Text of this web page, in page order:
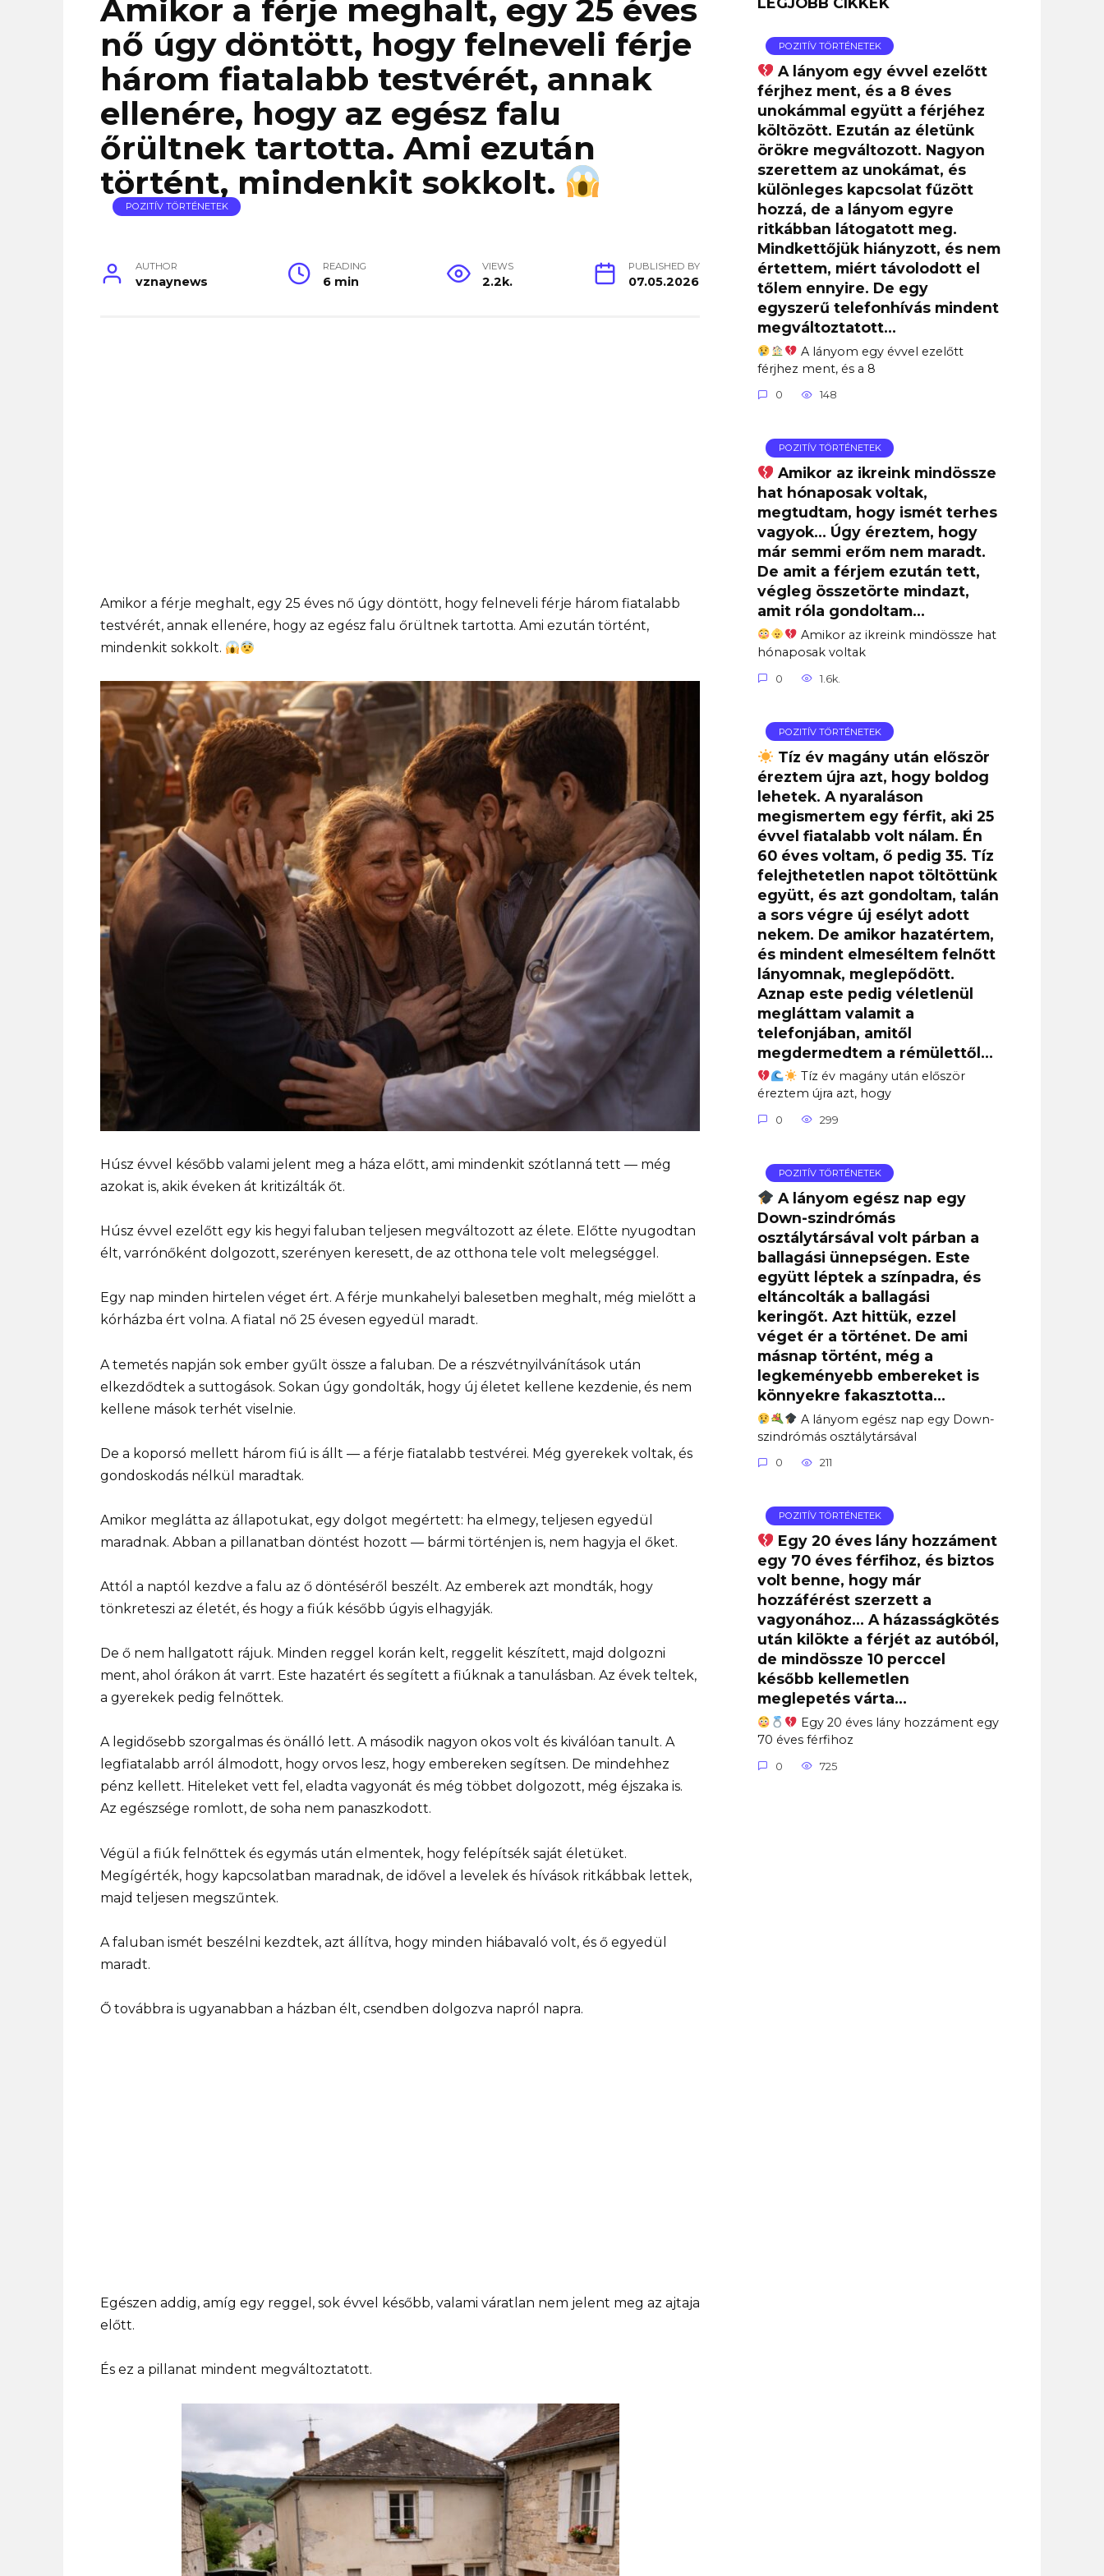
Amikor a férje meghalt, egy 25 éves
nő úgy döntött, hogy felneveli férje
három fiatalabb testvérét, annak
ellenére, hogy az egész falu
őrültnek tartotta. Ami ezután
történt, mindenkit sokkolt.
POZITÍV TÖRTÉNETEK
AUTHOR
vznaynews
READING
6 min
VIEWS
2.2k.
PUBLISHED BY
07.05.2026
Amikor a férje meghalt, egy 25 éves nő úgy döntött, hogy felneveli férje három fiatalabb
testvérét, annak ellenére, hogy az egész falu őrültnek tartotta. Ami ezután történt,
mindenkit sokkolt.
Húsz évvel később valami jelent meg a háza előtt, ami mindenkit szótlanná tett — még
azokat is, akik éveken át kritizálták őt.
Húsz évvel ezelőtt egy kis hegyi faluban teljesen megváltozott az élete. Előtte nyugodtan
élt, varrónőként dolgozott, szerényen keresett, de az otthona tele volt melegséggel.
Egy nap minden hirtelen véget ért. A férje munkahelyi balesetben meghalt, még mielőtt a
kórházba ért volna. A fiatal nő 25 évesen egyedül maradt.
A temetés napján sok ember gyűlt össze a faluban. De a részvétnyilvánítások után
elkezdődtek a suttogások. Sokan úgy gondolták, hogy új életet kellene kezdenie, és nem
kellene mások terhét viselnie.
De a koporsó mellett három fiú is állt — a férje fiatalabb testvérei. Még gyerekek voltak, és
gondoskodás nélkül maradtak.
Amikor meglátta az állapotukat, egy dolgot megértett: ha elmegy, teljesen egyedül
maradnak. Abban a pillanatban döntést hozott — bármi történjen is, nem hagyja el őket.
Attól a naptól kezdve a falu az ő döntéséről beszélt. Az emberek azt mondták, hogy
tönkreteszi az életét, és hogy a fiúk később úgyis elhagyják.
De ő nem hallgatott rájuk. Minden reggel korán kelt, reggelit készített, majd dolgozni
ment, ahol órákon át varrt. Este hazatért és segített a fiúknak a tanulásban. Az évek teltek,
a gyerekek pedig felnőttek.
A legidősebb szorgalmas és önálló lett. A második nagyon okos volt és kiválóan tanult. A
legfiatalabb arról álmodott, hogy orvos lesz, hogy embereken segítsen. De mindehhez
pénz kellett. Hiteleket vett fel, eladta vagyonát és még többet dolgozott, még éjszaka is.
Az egészsége romlott, de soha nem panaszkodott.
Végül a fiúk felnőttek és egymás után elmentek, hogy felépítsék saját életüket.
Megígérték, hogy kapcsolatban maradnak, de idővel a levelek és hívások ritkábbak lettek,
majd teljesen megszűntek.
A faluban ismét beszélni kezdtek, azt állítva, hogy minden hiábavaló volt, és ő egyedül
maradt.
Ő továbbra is ugyanabban a házban élt, csendben dolgozva napról napra.
Egészen addig, amíg egy reggel, sok évvel később, valami váratlan nem jelent meg az ajtaja
előtt.
És ez a pillanat mindent megváltoztatott.
POZITÍV TÖRTÉNETEK
A lányom egy évvel ezelőtt
férjhez ment, és a 8 éves
unokámmal együtt a férjéhez
költözött. Ezután az életünk
örökre megváltozott. Nagyon
szerettem az unokámat, és
különleges kapcsolat fűzött
hozzá, de a lányom egyre
ritkábban látogatott meg.
Mindkettőjük hiányzott, és nem
értettem, miért távolodott el
tőlem ennyire. De egy
egyszerű telefonhívás mindent
megváltoztatott…
A lányom egy évvel ezelőtt
férjhez ment, és a 8
0 148
POZITÍV TÖRTÉNETEK
Amikor az ikreink mindössze
hat hónaposak voltak,
megtudtam, hogy ismét terhes
vagyok… Úgy éreztem, hogy
már semmi erőm nem maradt.
De amit a férjem ezután tett,
végleg összetörte mindazt,
amit róla gondoltam…
Amikor az ikreink mindössze hat
hónaposak voltak
0 1.6k.
POZITÍV TÖRTÉNETEK
Tíz év magány után először
éreztem újra azt, hogy boldog
lehetek. A nyaraláson
megismertem egy férfit, aki 25
évvel fiatalabb volt nálam. Én
60 éves voltam, ő pedig 35. Tíz
felejthetetlen napot töltöttünk
együtt, és azt gondoltam, talán
a sors végre új esélyt adott
nekem. De amikor hazatértem,
és mindent elmeséltem felnőtt
lányomnak, meglepődött.
Aznap este pedig véletlenül
megláttam valamit a
telefonjában, amitől
megdermedtem a rémülettől…
Tíz év magány után először
éreztem újra azt, hogy
0 299
POZITÍV TÖRTÉNETEK
A lányom egész nap egy
Down-szindrómás
osztálytársával volt párban a
ballagási ünnepségen. Este
együtt léptek a színpadra, és
eltáncolták a ballagási
keringőt. Azt hittük, ezzel
véget ér a történet. De ami
másnap történt, még a
legkeményebb embereket is
könnyekre fakasztotta…
A lányom egész nap egy Down-
szindrómás osztálytársával
0 211
POZITÍV TÖRTÉNETEK
Egy 20 éves lány hozzáment
egy 70 éves férfihoz, és biztos
volt benne, hogy már
hozzáférést szerzett a
vagyonához… A házasságkötés
után kilökte a férjét az autóból,
de mindössze 10 perccel
később kellemetlen
meglepetés várta…
Egy 20 éves lány hozzáment egy
70 éves férfihoz
0 725